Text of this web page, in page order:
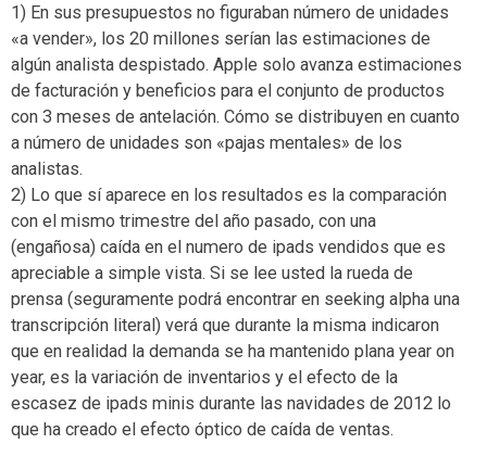
1) En sus presupuestos no figuraban número de unidades
«a vender», los 20 millones serían las estimaciones de
algún analista despistado. Apple solo avanza estimaciones
de facturación y beneficios para el conjunto de productos
con 3 meses de antelación. Cómo se distribuyen en cuanto
a número de unidades son «pajas mentales» de los
analistas.
2) Lo que sí aparece en los resultados es la comparación
con el mismo trimestre del año pasado, con una
(engañosa) caída en el numero de ipads vendidos que es
apreciable a simple vista. Si se lee usted la rueda de
prensa (seguramente podrá encontrar en seeking alpha una
transcripción literal) verá que durante la misma indicaron
que en realidad la demanda se ha mantenido plana year on
year, es la variación de inventarios y el efecto de la
escasez de ipads minis durante las navidades de 2012 lo
que ha creado el efecto óptico de caída de ventas.